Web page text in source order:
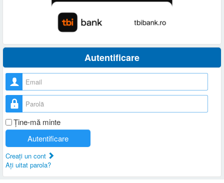
Autentificare
Nume utilizator
Parolă
Ţine-mă minte
Autentificare
Creaţi un cont
Aţi uitat parola?